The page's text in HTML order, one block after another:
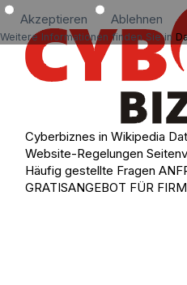
Akzeptieren Ablehnen
Weitere Informationen finden Sie in
Cyberbiznes in Wikipedia
Website-Regelungen
Häufig gestellte Fragen
GRATISANGEBOT FÜR